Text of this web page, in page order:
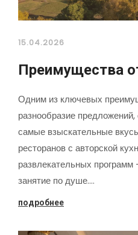
15.04.2026
Преимущества
Одним из ключевых
разнообразие
самые взыскательные
ресторанов с авторской
развлекательных
занятие по душе.…
подробнее